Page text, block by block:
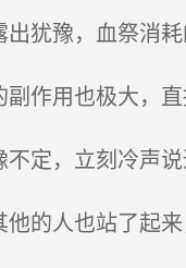
犹豫，血祭消耗
作用也极大，直
定，立刻冷声说
的人也站了起来